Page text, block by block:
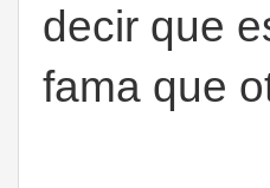
decir que
fama que